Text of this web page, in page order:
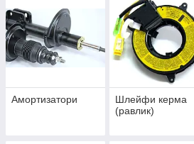
Амортизатори
Шлейфи керма
(равлик)